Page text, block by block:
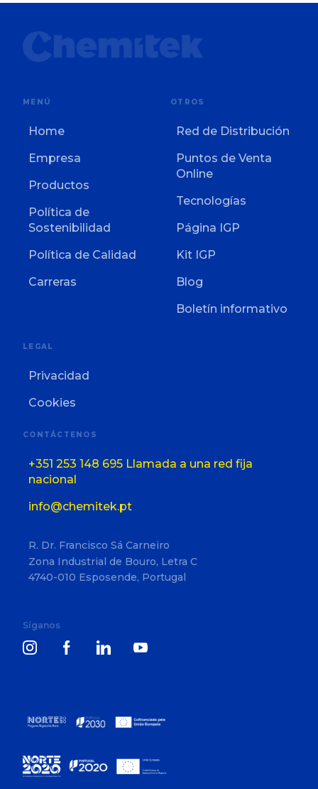
MENÚ
Home
Empresa
Productos
Política de
Sostenibilidad
Política de Calidad
Carreras
OTROS
Red de Distribución
Puntos de Venta
Online
Tecnologías
Página IGP
Kit IGP
Blog
Boletín informativo
LEGAL
Privacidad
Cookies
CONTÁCTENOS
+351 253 148 695 Llamada a una red fija
nacional
info@chemitek.pt
R. Dr. Francisco Sá Carneiro
Zona Industrial de Bouro, Letra C
4740-010 Esposende, Portugal
Síganos